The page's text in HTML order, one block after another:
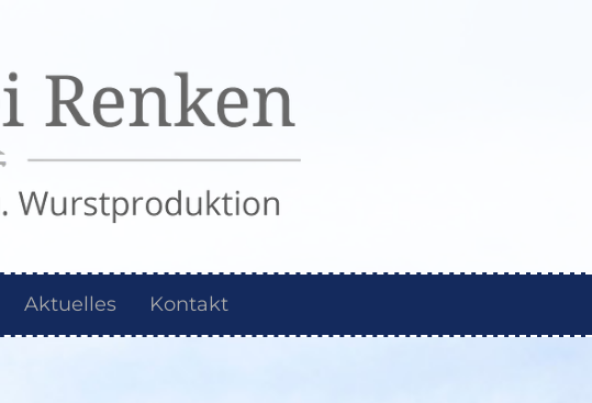
Aktuelles Kontakt